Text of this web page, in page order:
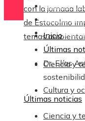
con la jornada
de Estocolmo
temas
Ciencia y
Cultura y
Ciencia y
Cultura y
Ciencia y
Inicio
Últimas
Dr. Elías
Últimas noticias